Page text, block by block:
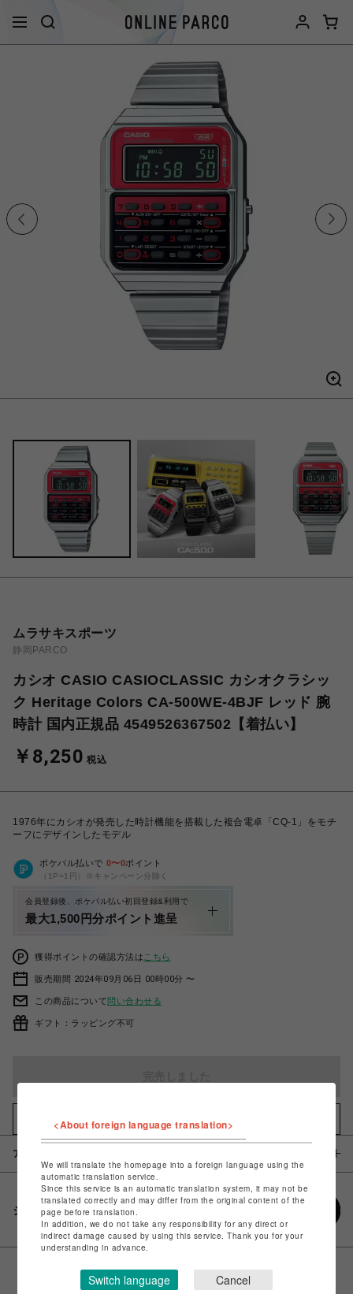
ムラサキスポーツ
静岡PARCO
カシオ CASIO CASIOCLASSIC カシオクラシッ
ク Heritage Colors CA-500WE-4BJF レッド 腕
時計 国内正規品 4549526367502【着払い】
￥8,250 税込
1976年にカシオが発売した時計機能を搭載した複合電卓「CQ-1」をモチ
ーフにデザインしたモデル
ポケパル払いで 0〜0ポイント
（1P=1円）※キャンペーン分除く
会員登録後、ポケパル払い初回登録&利用で
最大1,500円分ポイント進呈
獲得ポイントの確認方法は こちら
販売期間 2024年09月06日 00時00分 〜
この商品について問い合わせる
ギフト：ラッピング不可
アイテム説明 / 素材
シェアする
<About foreign language translation>
We will translate the homepage into a foreign language using the
automatic translation service.
Since this service is an automatic translation system, it may not be
translated correctly and may differ from the original content of the
page before translation.
In addition, we do not take any responsibility for any direct or
indirect damage caused by using this service. Thank you for your
understanding in advance.
Switch language Cancel